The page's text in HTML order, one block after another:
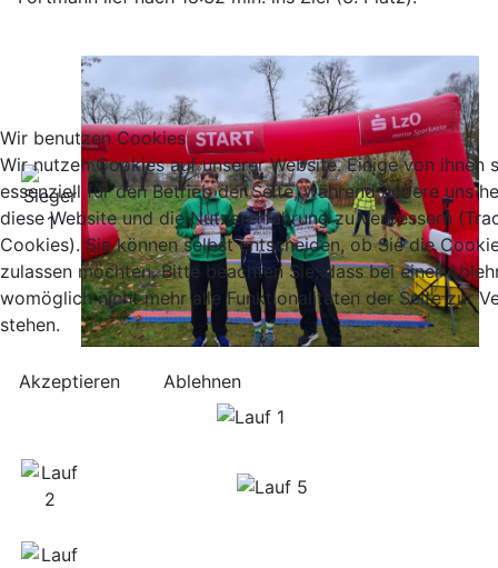
Wir benutzen Cookies
Wir nutzen Cookies auf unserer Website. Einige von ihnen
essenziell für den Betrieb der Seite, während andere uns
diese Website und die Nutzererfahrung zu verbessern
Cookies). Sie können selbst entscheiden, ob Sie die
zulassen möchten. Bitte beachten Sie, dass bei einer
womöglich nicht mehr alle Funktionalitäten der Seite zur
stehen.
Akzeptieren Ablehnen